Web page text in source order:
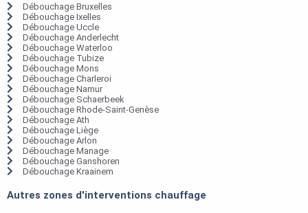
Débouchage Bruxelles
Débouchage Ixelles
Débouchage Uccle
Débouchage Anderlecht
Débouchage Waterloo
Débouchage Tubize
Débouchage Mons
Débouchage Charleroi
Débouchage Namur
Débouchage Schaerbeek
Débouchage Rhode-Saint-Genèse
Débouchage Ath
Débouchage Liège
Débouchage Arlon
Débouchage Manage
Débouchage Ganshoren
Débouchage Kraainem
Autres zones d'interventions chauffage